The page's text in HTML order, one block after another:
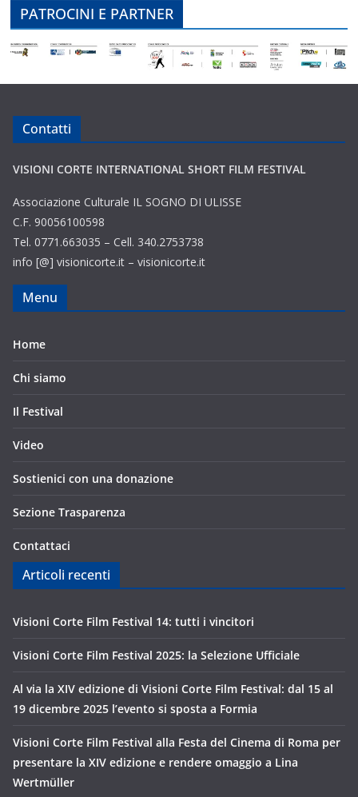
PATROCINI E PARTNER
Contatti
VISIONI CORTE INTERNATIONAL SHORT FILM FESTIVAL
Associazione Culturale IL SOGNO DI ULISSE
C.F. 90056100598
Tel. 0771.663035 – Cell. 340.2753738
info [@] visionicorte.it – visionicorte.it
Menu
Home
Chi siamo
Il Festival
Video
Sostienici con una donazione
Sezione Trasparenza
Contattaci
Articoli recenti
Visioni Corte Film Festival 14: tutti i vincitori
Visioni Corte Film Festival 2025: la Selezione Ufficiale
Al via la XIV edizione di Visioni Corte Film Festival: dal 15 al
19 dicembre 2025 l’evento si sposta a Formia
Visioni Corte Film Festival alla Festa del Cinema di Roma per
presentare la XIV edizione e rendere omaggio a Lina
Wertmüller